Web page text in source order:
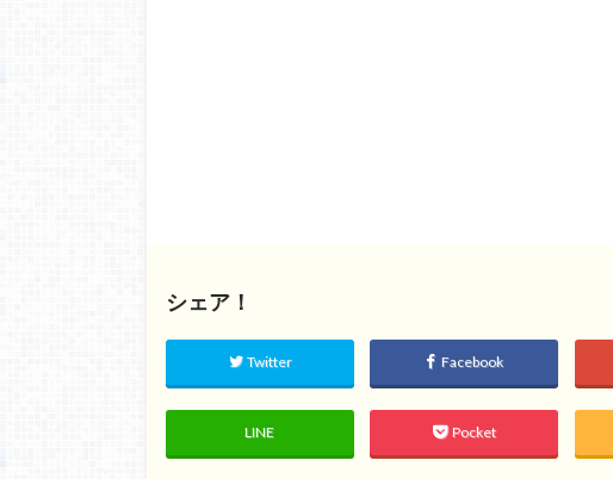
シェア！
Twitter Facebook
LINE Pocket